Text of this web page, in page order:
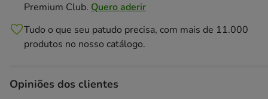
Premium Club. Quero aderir
Tudo o que seu patudo precisa, com mais de 11.000
produtos no nosso catálogo.
Opiniões dos clientes